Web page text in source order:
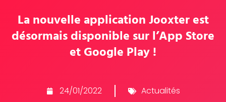
La nouvelle application Jooxter est
désormais disponible sur l’App Store
et Google Play !
24/01/2022 Actualités